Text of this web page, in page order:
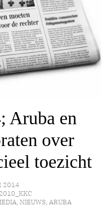
Aruba en
over
toezicht
2014
, NIEUWS, ARUBA